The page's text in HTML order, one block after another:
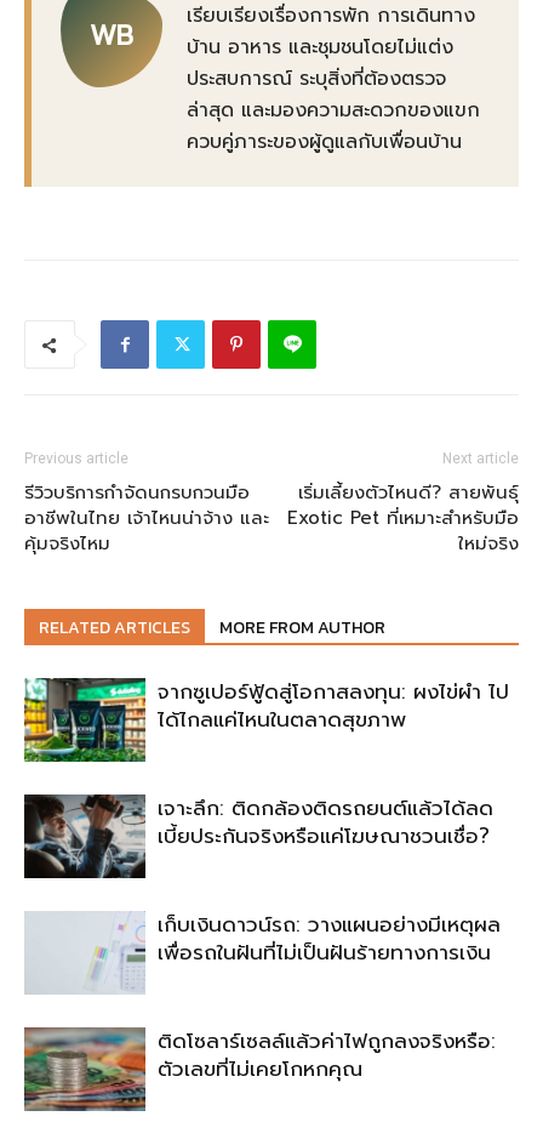
WB
เรียบเรียงเรื่องการพัก การเดินทาง
บ้าน อาหาร และชุมชนโดยไม่แต่ง
ประสบการณ์ ระบุสิ่งที่ต้องตรวจ
ล่าสุด และมองความสะดวกของแขก
ควบคู่ภาระของผู้ดูแลกับเพื่อนบ้าน
Previous article
รีวิวบริการกำจัดนกรบกวนมือ
อาชีพในไทย เจ้าไหนน่าจ้าง และ
คุ้มจริงไหม
Next article
เริ่มเลี้ยงตัวไหนดี? สายพันธุ์
Exotic Pet ที่เหมาะสำหรับมือ
ใหม่จริง
RELATED ARTICLES MORE FROM AUTHOR
จากซูเปอร์ฟู้ดสู่โอกาสลงทุน: ผงไข่ผำ ไป
ได้ไกลแค่ไหนในตลาดสุขภาพ
เจาะลึก: ติดกล้องติดรถยนต์แล้วได้ลด
เบี้ยประกันจริงหรือแค่โฆษณาชวนเชื่อ?
เก็บเงินดาวน์รถ: วางแผนอย่างมีเหตุผล
เพื่อรถในฝันที่ไม่เป็นฝันร้ายทางการเงิน
ติดโซลาร์เซลล์แล้วค่าไฟถูกลงจริงหรือ:
ตัวเลขที่ไม่เคยโกหกคุณ